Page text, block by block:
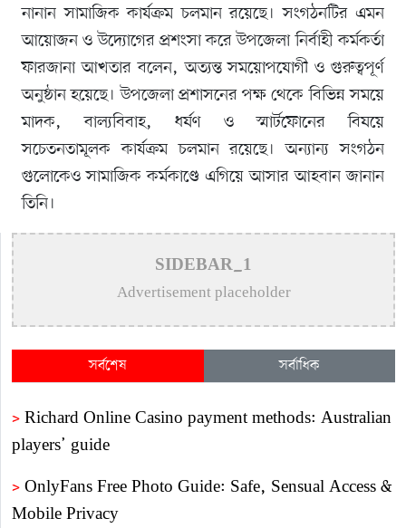
নানান সামাজিক কার্যক্রম চলমান রয়েছে। সংগঠনটির এমন
আয়োজন ও উদ্যোগের প্রশংসা করে উপজেলা নির্বাহী কর্মকর্তা
ফারজানা আখতার বলেন, অত্যন্ত সময়োপযোগী ও গুরুত্বপূর্ণ
অনুষ্ঠান হয়েছে। উপজেলা প্রশাসনের পক্ষ থেকে বিভিন্ন সময়ে
মাদক, বাল্যবিবাহ, ধর্ষণ ও স্মার্টফোনের বিষয়ে
সচেতনতামূলক কার্যক্রম চলমান রয়েছে। অন্যান্য সংগঠন
গুলোকেও সামাজিক কর্মকাণ্ডে এগিয়ে আসার আহবান জানান
তিনি।
SIDEBAR_1
Advertisement placeholder
সর্বশেষ সর্বাধিক
> Richard Online Casino payment methods: Australian
players’ guide
> OnlyFans Free Photo Guide: Safe, Sensual Access &
Mobile Privacy